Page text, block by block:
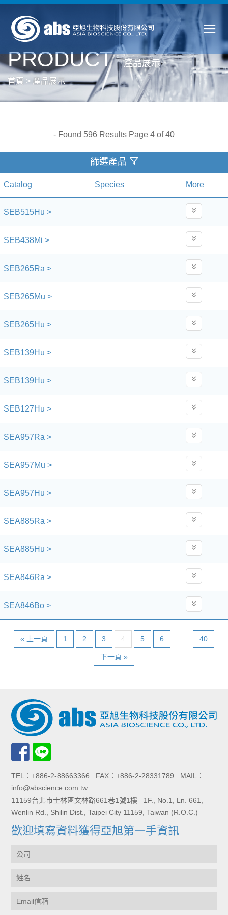
PRODUCT 產品展示
首頁 > 產品展示
- Found 596 Results Page 4 of 40
篩選產品
Catalog Species More
SEB515Hu >
SEB438Mi >
SEB265Ra >
SEB265Mu >
SEB265Hu >
SEB139Hu >
SEB139Hu >
SEB127Hu >
SEA957Ra >
SEA957Mu >
SEA957Hu >
SEA885Ra >
SEA885Hu >
SEA846Ra >
SEA846Bo >
« 上一頁 1 2 3 4 5 6 40
下一頁 »
TEL：+886-2-88663366 FAX：+886-2-28331789 MAIL：
info@abscience.com.tw
11159台北市士林區文林路661巷1號1樓 1F., No.1, Ln. 661,
Wenlin Rd., Shilin Dist., Taipei City 11159, Taiwan (R.O.C.)
歡迎填寫資料獲得亞旭第一手資訊